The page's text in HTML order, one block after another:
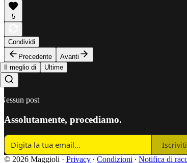
5
Condividi
Precedente
Avanti
Il meglio di
Ultime
Nessun post
Assolutamente, procediamo.
Iscriviti
© 2026 Maggioli · Privacy ∙ Condizioni ∙ Notifica di